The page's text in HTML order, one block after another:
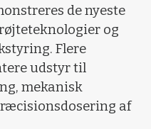
de nyeste
og
Flere
udstyr til
mekanisk
af